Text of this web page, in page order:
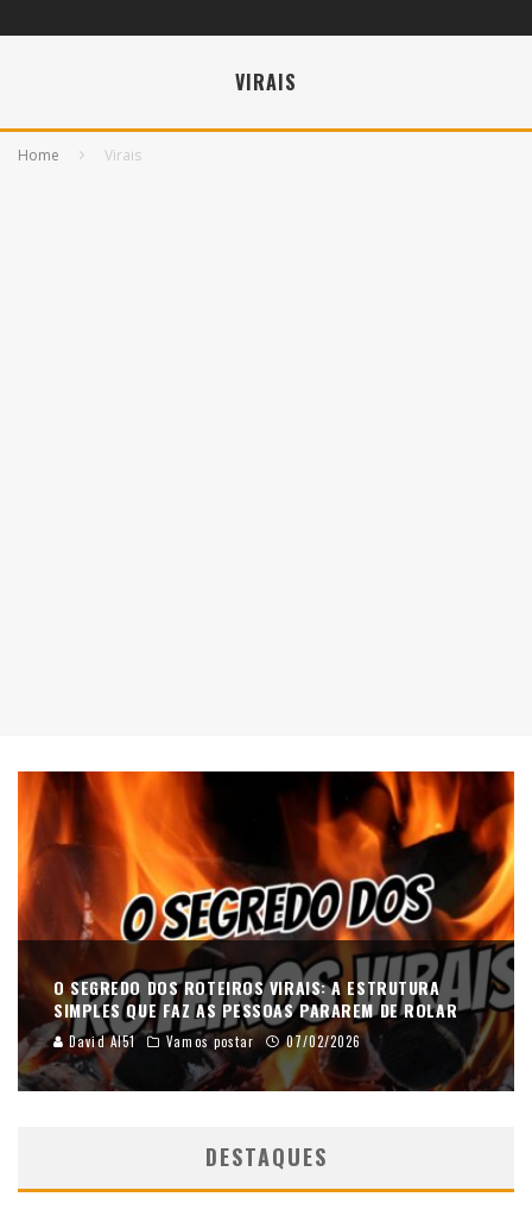
VIRAIS
Home Virais
O SEGREDO DOS ROTEIROS VIRAIS: A ESTRUTURA
SIMPLES QUE FAZ AS PESSOAS PARAREM DE ROLAR
David AI51 Vamos postar 07/02/2026
DESTAQUES